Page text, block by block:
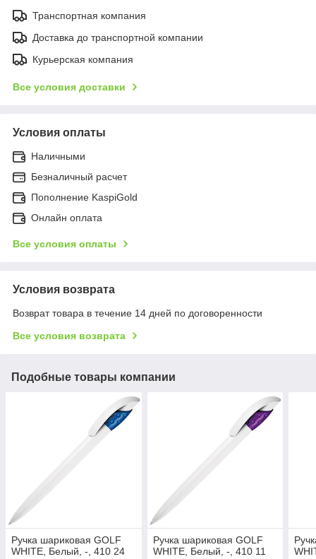
Транспортная компания
Доставка до транспортной компании
Курьерская компания
Все условия доставки
Условия оплаты
Наличными
Безналичный расчет
Пополнение KaspiGold
Онлайн оплата
Все условия оплаты
Условия возврата
Возврат товара в течение 14 дней по договоренности
Все условия возврата
Подобные товары компании
Ручка шариковая GOLF
WHITE, Белый, -, 410 24
Ручка шариковая GOLF
WHITE, Белый, -, 410 11